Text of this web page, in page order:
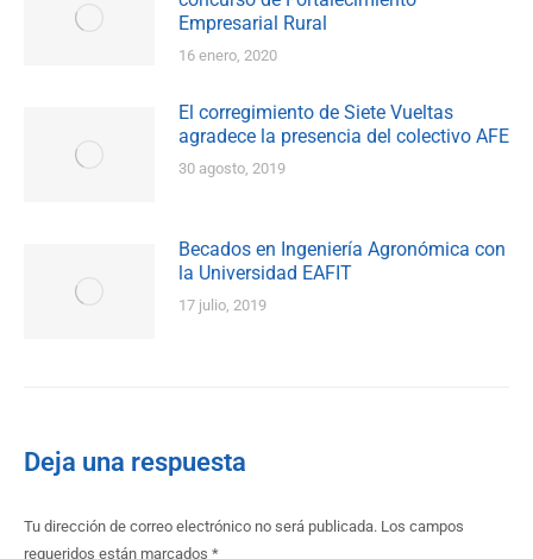
Empresarial Rural
16 enero, 2020
El corregimiento de Siete Vueltas
agradece la presencia del colectivo AFE
30 agosto, 2019
Becados en Ingeniería Agronómica con
la Universidad EAFIT
17 julio, 2019
Deja una respuesta
Tu dirección de correo electrónico no será publicada. Los campos
requeridos están marcados *